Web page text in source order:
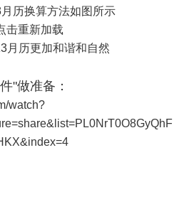
历换算方法如图所示
击重新加载
月历更加和谐和自然
"做准备：
watch?